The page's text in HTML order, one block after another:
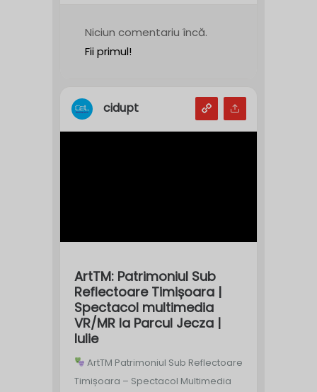
Niciun comentariu încă.
Fii primul!
cidupt
ArtTM: Patrimoniul Sub
Reflectoare Timișoara |
Spectacol multimedia
VR/MR la Parcul Jecza |
Iulie
ArtTM Patrimoniul Sub Reflectoare
Timișoara – Spectacol Multimedia